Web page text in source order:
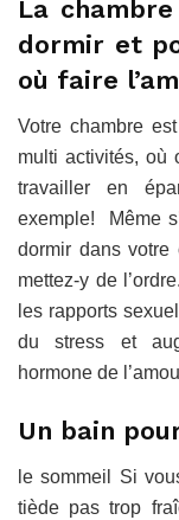
La
dormir et
où faire
Votre chambre
multi activités, où
travailler en
exemple! Même
dormir dans votre
mettez-y de
les rapports
du stress et
hormone de
Un bain
le sommeil Si
tiède pas trop